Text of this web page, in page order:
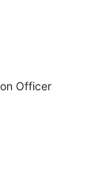
Officer